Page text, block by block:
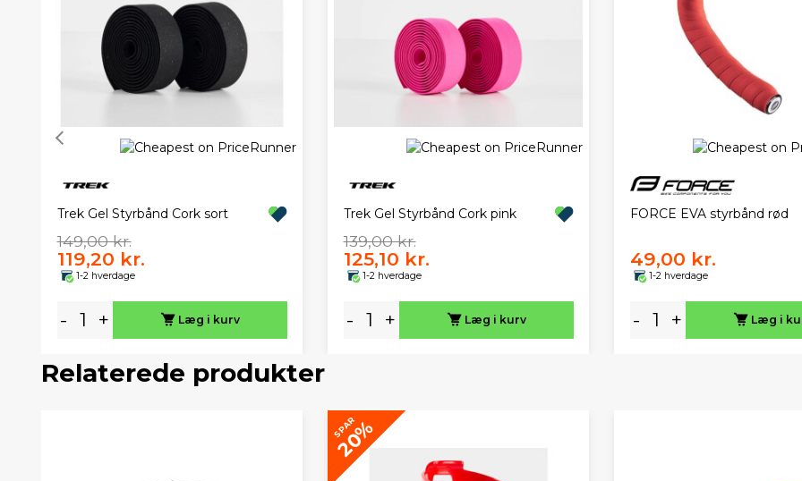
Trek Gel Styrbånd Cork sort
149,00 kr.
119,20 kr.
1-2 hverdage
- + Læg i kurv
Trek Gel Styrbånd Cork pink
139,00 kr.
125,10 kr.
1-2 hverdage
- + Læg i kurv
FORCE EVA styrbånd rød
49,00 kr.
1-2 hverdage
- + Læg i
Relaterede produkter
SPAR
20%